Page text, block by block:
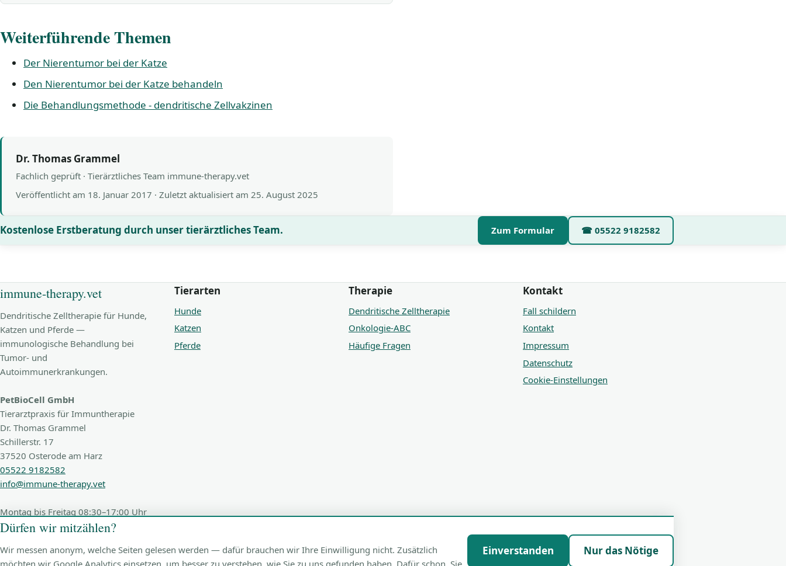
Weiterführende Themen
Der Nierentumor bei der Katze
Den Nierentumor bei der Katze behandeln
Die Behandlungsmethode - dendritische Zellvakzinen
Dr. Thomas Grammel
Fachlich geprüft · Tierärztliches Team immune-therapy.vet
Veröffentlicht am 18. Januar 2017 · Zuletzt aktualisiert am 25. August 2025
Kostenlose Erstberatung durch unser tierärztliches Team. Zum Formular ☎ 05522 9182582
immune-therapy.vet
Dendritische Zelltherapie für Hunde,
Katzen und Pferde —
immunologische Behandlung bei
Tumor- und
Autoimmunerkrankungen.
PetBioCell GmbH
Tierarztpraxis für Immuntherapie
Dr. Thomas Grammel
Schillerstr. 17
37520 Osterode am Harz
05522 9182582
info@immune-therapy.vet
Montag bis Freitag 08:30–17:00 Uhr
Tierarten
Hunde
Katzen
Pferde
Therapie
Dendritische Zelltherapie
Onkologie-ABC
Häufige Fragen
Kontakt
Fall schildern
Kontakt
Impressum
Datenschutz
Cookie-Einstellungen
Dürfen wir mitzählen?
Wir messen anonym, welche Seiten gelesen werden — dafür brauchen wir Ihre Einwilligung nicht. Zusätzlich
möchten wir Google Analytics einsetzen, um besser zu verstehen, wie Sie zu uns gefunden haben. Dafür schon. Sie
Einverstanden Nur das Nötige